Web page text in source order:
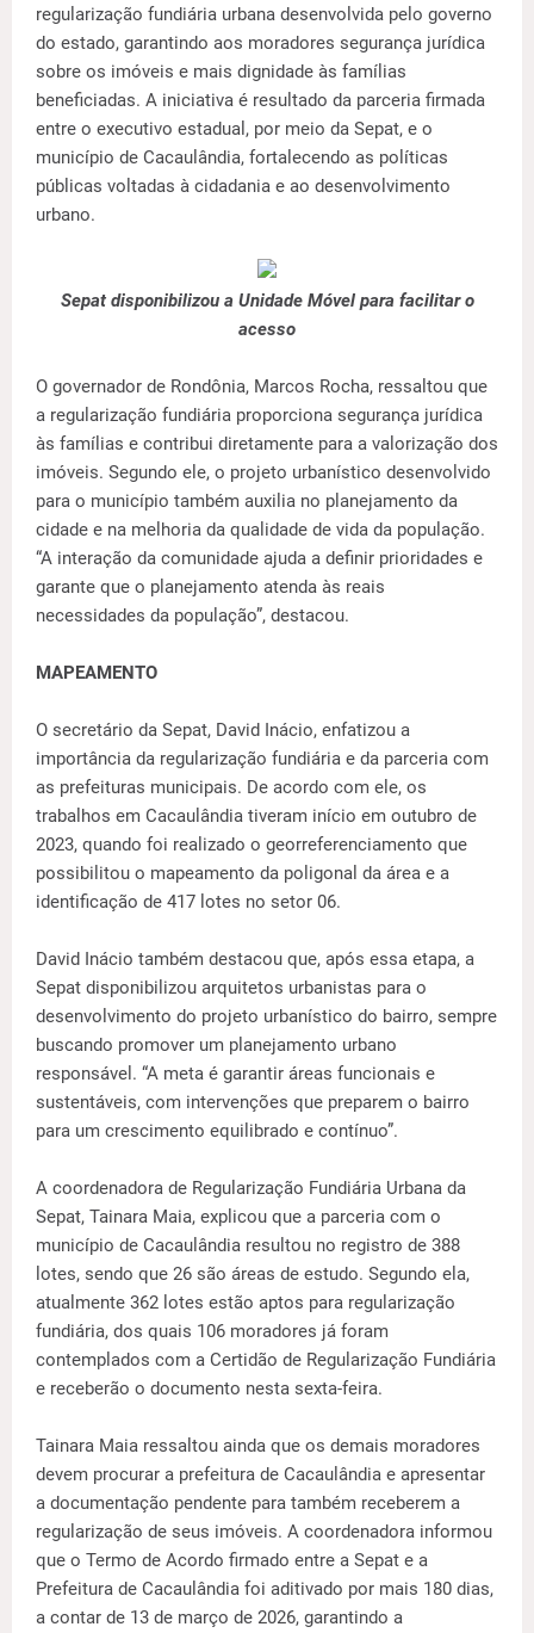
regularização fundiária urbana desenvolvida pelo governo
do estado, garantindo aos moradores segurança jurídica
sobre os imóveis e mais dignidade às famílias
beneficiadas. A iniciativa é resultado da parceria firmada
entre o executivo estadual, por meio da Sepat, e o
município de Cacaulândia, fortalecendo as políticas
públicas voltadas à cidadania e ao desenvolvimento
urbano.
Sepat disponibilizou a Unidade Móvel para facilitar o
acesso
O governador de Rondônia, Marcos Rocha, ressaltou que
a regularização fundiária proporciona segurança jurídica
às famílias e contribui diretamente para a valorização dos
imóveis. Segundo ele, o projeto urbanístico desenvolvido
para o município também auxilia no planejamento da
cidade e na melhoria da qualidade de vida da população.
“A interação da comunidade ajuda a definir prioridades e
garante que o planejamento atenda às reais
necessidades da população”, destacou.
MAPEAMENTO
O secretário da Sepat, David Inácio, enfatizou a
importância da regularização fundiária e da parceria com
as prefeituras municipais. De acordo com ele, os
trabalhos em Cacaulândia tiveram início em outubro de
2023, quando foi realizado o georreferenciamento que
possibilitou o mapeamento da poligonal da área e a
identificação de 417 lotes no setor 06.
David Inácio também destacou que, após essa etapa, a
Sepat disponibilizou arquitetos urbanistas para o
desenvolvimento do projeto urbanístico do bairro, sempre
buscando promover um planejamento urbano
responsável. “A meta é garantir áreas funcionais e
sustentáveis, com intervenções que preparem o bairro
para um crescimento equilibrado e contínuo”.
A coordenadora de Regularização Fundiária Urbana da
Sepat, Tainara Maia, explicou que a parceria com o
município de Cacaulândia resultou no registro de 388
lotes, sendo que 26 são áreas de estudo. Segundo ela,
atualmente 362 lotes estão aptos para regularização
fundiária, dos quais 106 moradores já foram
contemplados com a Certidão de Regularização Fundiária
e receberão o documento nesta sexta-feira.
Tainara Maia ressaltou ainda que os demais moradores
devem procurar a prefeitura de Cacaulândia e apresentar
a documentação pendente para também receberem a
regularização de seus imóveis. A coordenadora informou
que o Termo de Acordo firmado entre a Sepat e a
Prefeitura de Cacaulândia foi aditivado por mais 180 dias,
a contar de 13 de março de 2026, garantindo a